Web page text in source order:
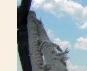
1Toen de
afscheid en ging op
gelovigen en kwam
scheep te gaan naar
Macedonië terug te
Tessalonica, Gajus
bleven in Troas op